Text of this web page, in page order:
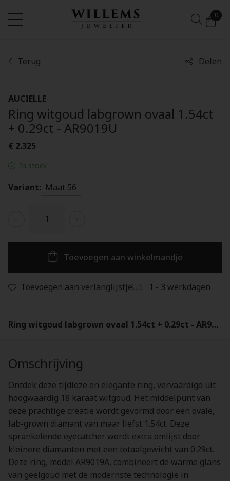
0
Terug Delen
AUCIELLE
Ring witgoud labgrown ovaal 1.54ct
+ 0.29ct - AR9019U
€ 2.325
In stock
Variant: Maat 56
Toevoegen aan winkelmandje
Toevoegen aan verlanglijstje 1 - 3 werkdagen
Ring witgoud labgrown ovaal 1.54ct + 0.29ct - AR9019U
Omschrijving
Ontdek deze tijdloze en elegante ring, vervaardigd uit
hoogwaardig 18 karaat witgoud. Het middelpunt van
deze prachtige creatie wordt gevormd door een ovale,
lab-grown diamant van maar liefst 1.54ct. Deze
sprankelende eyecatcher wordt extra omlijst door
kleinere diamanten met een totaalgewicht van 0.29ct.
Deze ring, model AR9019A, combineert de warme glans
van geelgoud met de modernste technologie in